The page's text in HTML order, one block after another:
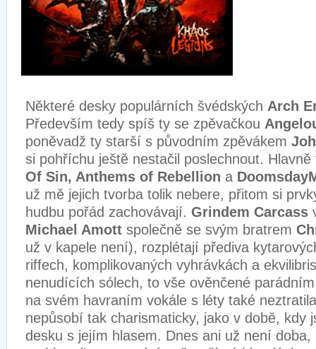
Některé desky populárních švédských Arch
Především tedy spíš ty se zpěvačkou
poněvadž ty starší s původním zpěvákem
si pohříchu ještě nestačil poslechnout.
Of Sin, Anthems of Rebellion a Doomsday
už mě jejich tvorba tolik nebere, přitom si
hudbu pořád zachovávají. Grindem Carcass
Michael Amott společně se svým bratrem
už v kapele není), rozplétají přediva
riffech, komplikovaných vyhrávkách a
nenudících sólech, to vše ověnčené
na svém havraním vokále s léty také
nepůsobí tak charismaticky, jako v době, kdy
desku s jejím hlasem. Dnes ani už není